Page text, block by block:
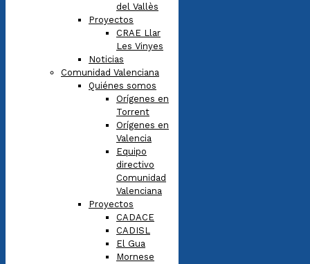
del Vallès
Proyectos
CRAE Llar
Les Vinyes
Noticias
Comunidad Valenciana
Quiénes somos
Orígenes en
Torrent
Orígenes en
Valencia
Equipo
directivo
Comunidad
Valenciana
Proyectos
CADACE
CADISL
El Gua
Mornese